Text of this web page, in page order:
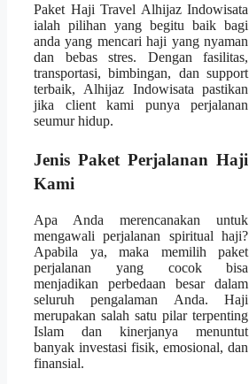
Paket Haji Travel Alhijaz Indowisata
ialah pilihan yang begitu baik bagi
anda yang mencari haji yang nyaman
dan bebas stres. Dengan fasilitas,
transportasi, bimbingan, dan support
terbaik, Alhijaz Indowisata pastikan
jika client kami punya perjalanan
seumur hidup.
Jenis Paket Perjalanan Haji
Kami
Apa Anda merencanakan untuk
mengawali perjalanan spiritual haji?
Apabila ya, maka memilih paket
perjalanan yang cocok bisa
menjadikan perbedaan besar dalam
seluruh pengalaman Anda. Haji
merupakan salah satu pilar terpenting
Islam dan kinerjanya menuntut
banyak investasi fisik, emosional, dan
finansial.